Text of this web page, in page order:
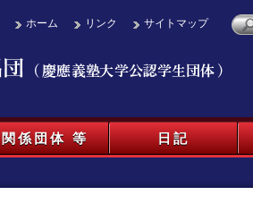
ホーム リンク サイトマップ
関係団体 等 日記